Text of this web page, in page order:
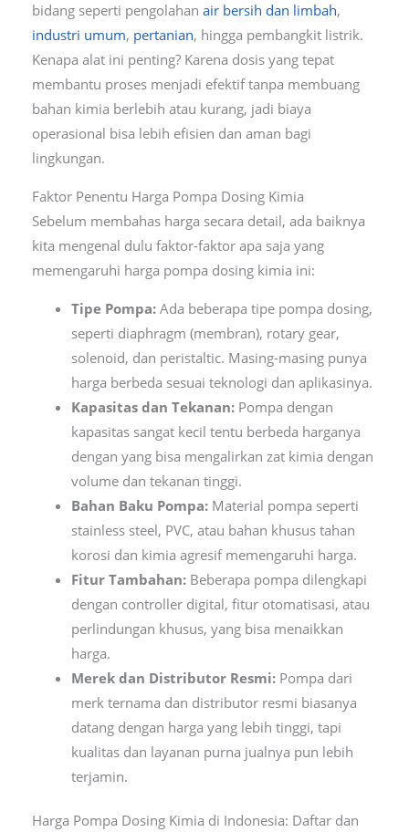
bidang seperti pengolahan air bersih dan limbah,
industri umum, pertanian, hingga pembangkit listrik.
Kenapa alat ini penting? Karena dosis yang tepat
membantu proses menjadi efektif tanpa membuang
bahan kimia berlebih atau kurang, jadi biaya
operasional bisa lebih efisien dan aman bagi
lingkungan.
Faktor Penentu Harga Pompa Dosing Kimia
Sebelum membahas harga secara detail, ada baiknya
kita mengenal dulu faktor-faktor apa saja yang
memengaruhi harga pompa dosing kimia ini:
Tipe Pompa: Ada beberapa tipe pompa dosing,
seperti diaphragm (membran), rotary gear,
solenoid, dan peristaltic. Masing-masing punya
harga berbeda sesuai teknologi dan aplikasinya.
Kapasitas dan Tekanan: Pompa dengan
kapasitas sangat kecil tentu berbeda harganya
dengan yang bisa mengalirkan zat kimia dengan
volume dan tekanan tinggi.
Bahan Baku Pompa: Material pompa seperti
stainless steel, PVC, atau bahan khusus tahan
korosi dan kimia agresif memengaruhi harga.
Fitur Tambahan: Beberapa pompa dilengkapi
dengan controller digital, fitur otomatisasi, atau
perlindungan khusus, yang bisa menaikkan
harga.
Merek dan Distributor Resmi: Pompa dari
merk ternama dan distributor resmi biasanya
datang dengan harga yang lebih tinggi, tapi
kualitas dan layanan purna jualnya pun lebih
terjamin.
Harga Pompa Dosing Kimia di Indonesia: Daftar dan